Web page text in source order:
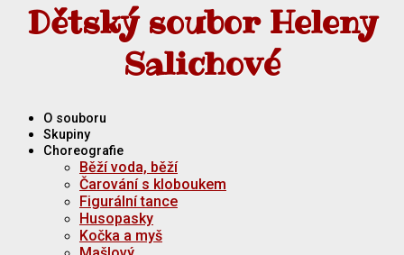
Dětský soubor Heleny
Salichové
O souboru
Skupiny
Choreografie
Běží voda, běží
Čarování s kloboukem
Figurální tance
Husopasky
Kočka a myš